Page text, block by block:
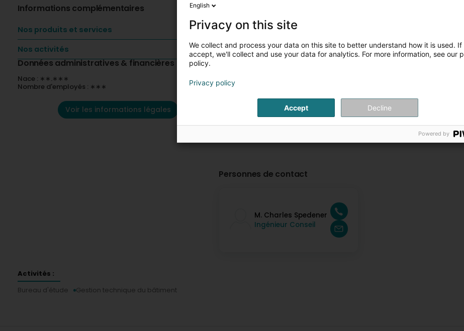
Informations complémentaires
Nos produits et services
Nos activités
Données administratives & financières
Nace : ∗∗.∗∗∗
Nombre d'employés : ∗∗∗
Voir les informations légales
Personnes de contact
M. Charles Spedener
Ingénieur Conseil
Activités :
Bureau d'étude
Gestion technique du bâtiment
English
Privacy on this site
We collect and process your data on this site to better understand how it is used. If
accept, we'll collect and use your data for analytics. For more information, see our
policy.
Privacy policy
Accept Decline
Powered by